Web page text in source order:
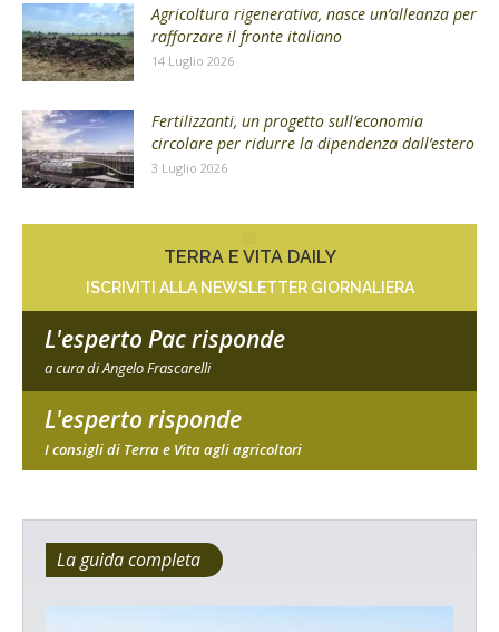
Agricoltura rigenerativa, nasce un’alleanza per
rafforzare il fronte italiano
14 Luglio 2026
Fertilizzanti, un progetto sull’economia
circolare per ridurre la dipendenza dall’estero
3 Luglio 2026
TERRA E VITA DAILY
ISCRIVITI ALLA NEWSLETTER GIORNALIERA
L'esperto Pac risponde
a cura di Angelo Frascarelli
L'esperto risponde
I consigli di Terra e Vita agli agricoltori
La guida completa